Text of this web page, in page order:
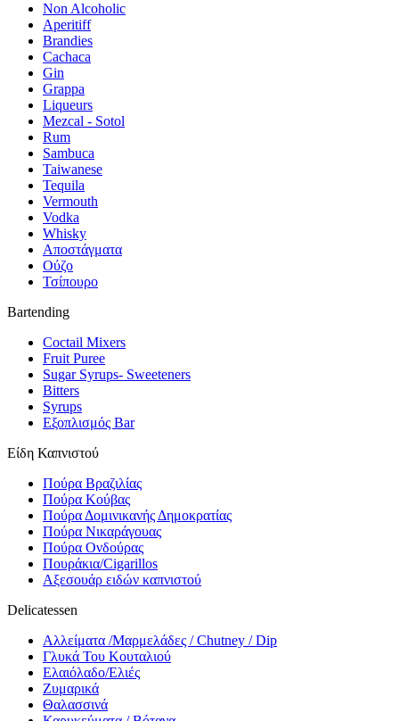
Non Alcoholic
Aperitiff
Brandies
Cachaca
Gin
Grappa
Liqueurs
Mezcal - Sotol
Rum
Sambuca
Taiwanese
Tequila
Vermouth
Vodka
Whisky
Αποστάγματα
Ούζο
Τσίπουρο
Bartending
Coctail Mixers
Fruit Puree
Sugar Syrups- Sweeteners
Bitters
Syrups
Εξοπλισμός Bar
Είδη Καπνιστού
Πούρα Βραζιλίας
Πούρα Κούβας
Πούρα Δομινικανής Δημοκρατίας
Πούρα Νικαράγουας
Πούρα Ονδούρας
Πουράκια/Cigarillos
Αξεσουάρ ειδών καπνιστού
Delicatessen
Αλλείματα /Μαρμελάδες / Chutney / Dip
Γλυκά Του Κουταλιού
Ελαιόλαδο/Ελιές
Ζυμαρικά
Θαλασσινά